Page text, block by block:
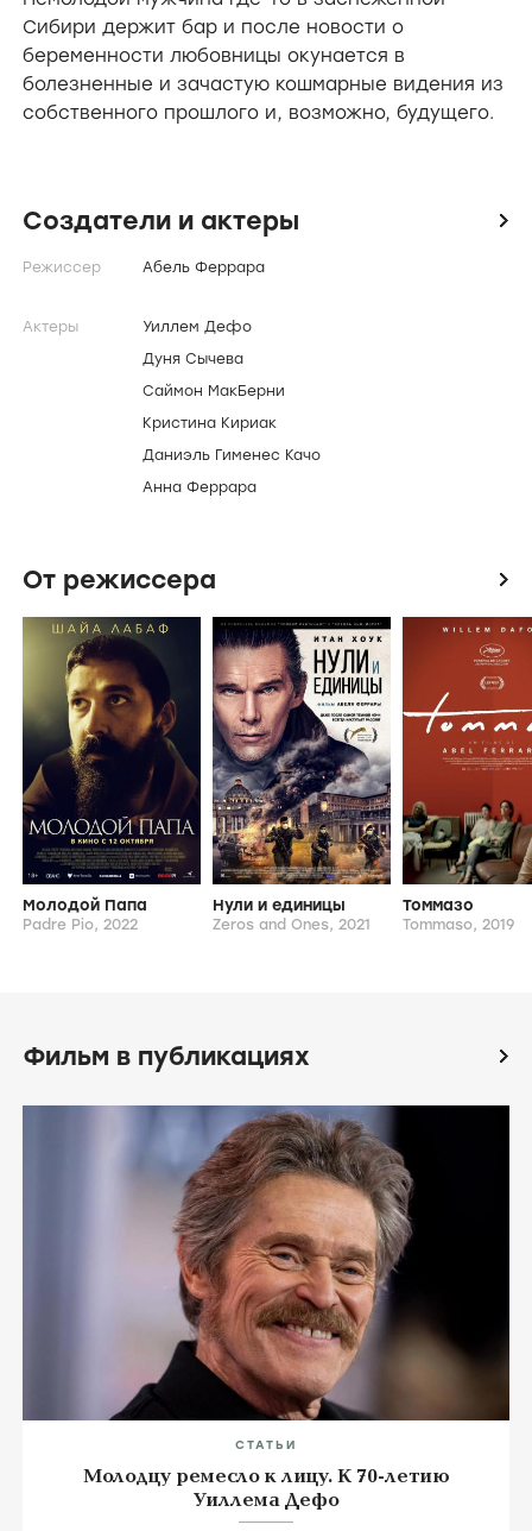
Сибири держит бар и после новости о
беременности любовницы окунается в
болезненные и зачастую кошмарные видения из
собственного прошлого и, возможно, будущего.
Создатели и актеры icon
Режиссер Абель Феррара
Актеры
Уиллем Дефо
Дуня Сычева
Саймон МакБерни
Кристина Кириак
Даниэль Гименес Качо
Анна Феррара
От режиссера icon
Молодой Папа
Padre Pio, 2022
Нули и единицы
Zeros and Ones, 2021
Томмазо
Tommaso, 2019
Фильм в публикациях icon
СТАТЬИ
Молодцу ремесло к лицу. К 70-летию
Уиллема Дефо